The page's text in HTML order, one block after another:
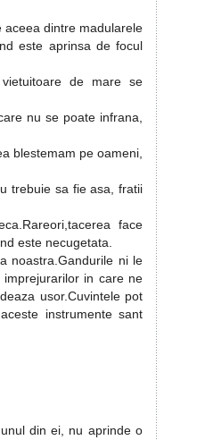
aceea dintre madularele
este aprinsa de focul
de mare se
nu se poate infrana,
blestemam pe oameni,
trebuie sa fie asa, fratii
face
este necugetata.
noastra.Gandurile ni le
imprejurarilor in care ne
usor.Cuvintele pot
instrumente sant
din ei, nu aprinde o